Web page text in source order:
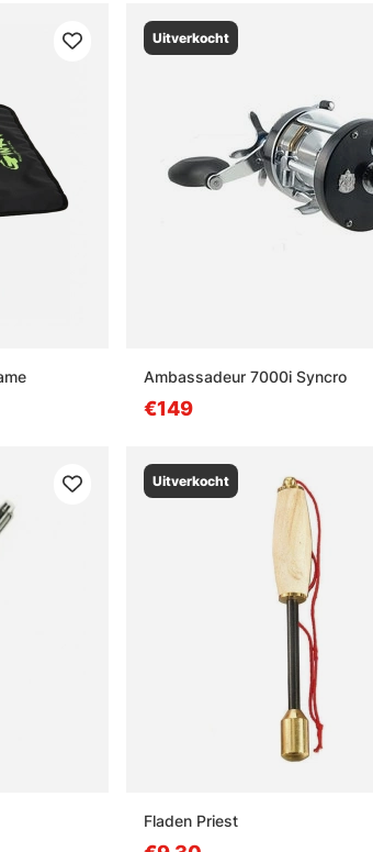
Uitverkocht
Ambassadeur 7000i Syncro
€149
Uitverkocht
Fladen Priest